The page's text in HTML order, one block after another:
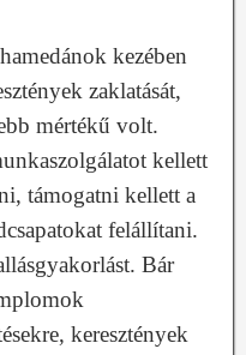
kezében
zaklatását,
mértékű volt.
kellett
támogatni kellett a
felállítani.
Bár
keresztények